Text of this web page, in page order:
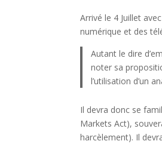
Arrivé le 4 Juillet
numérique et des
Autant le dire
noter sa
l’utilisation d’un
Il devra donc se
Markets Act),
harcèlement). Il